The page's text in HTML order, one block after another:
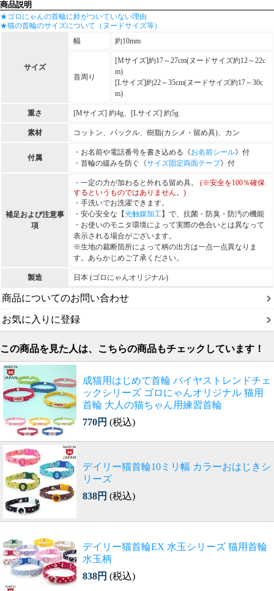
商品説明
★ゴロにゃんの首輪に鈴がついていない理由
★猫の首輪のサイズについて（ヌードサイズ等）
サイズ
幅 約10mm
首周り
[Mサイズ]約17～27cm(ヌードサイズ約12～22c
m)
[Lサイズ]約22～35cm(ヌードサイズ約17～30c
m)
重さ [Mサイズ] 約4g、[Lサイズ] 約5g
素材 コットン、バックル、樹脂(カシメ・留め具)、カン
付属
・お名前や電話番号を書き込める《お名前シール》付
・首輪の緩みを防ぐ《サイズ固定両面テープ》付
補足および注意事
項
・一定の力が加わると外れる留め具。 (※安全を100％確保
するというものではありません。)
・手洗いでお洗濯できます。
・安心安全な【光触媒加工】で、抗菌・防臭・防汚の機能
・お使いのモニタ環境によって実際の色合いとは異なって
表示される場合がございます。
※生地の裁断箇所によって柄の出方は一点一点異なりま
す。あらかじめご了承ください。
製造 日本 (ゴロにゃんオリジナル)
商品についてのお問い合わせ
お気に入りに登録
この商品を見た人は、こちらの商品もチェックしています！
成猫用はじめて首輪 バイヤストレンドチェ
ックシリーズ ゴロにゃんオリジナル 猫用
首輪 大人の猫ちゃん用練習首輪
770円 (税込)
デイリー猫首輪10ミリ幅 カラーおはじきシ
リーズ
838円 (税込)
デイリー猫首輪EX 水玉シリーズ 猫用首輪
水玉柄
838円 (税込)